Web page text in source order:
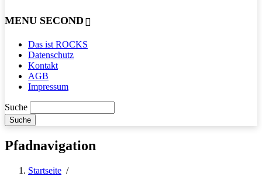
MENU SECOND
Das ist ROCKS
Datenschutz
Kontakt
AGB
Impressum
Suche
Pfadnavigation
Startseite /